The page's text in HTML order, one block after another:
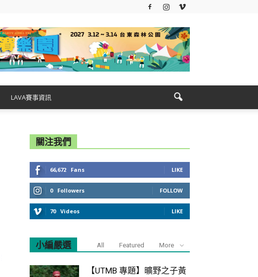
LAVA賽事資訊
關注我們
66,672 Fans LIKE
0 Followers FOLLOW
70 Videos LIKE
小編嚴選 All Featured More
【UTMB 專題】曠野之子黃